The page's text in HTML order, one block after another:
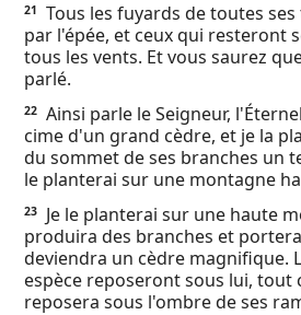
21
Tous les fuyards de toutes
par l'épée, et ceux qui resteront
tous les vents. Et vous saurez
parlé.
22 Ainsi parle le Seigneur,
cime d'un grand cèdre, et je la
du sommet de ses branches un
le planterai sur une montagne
23
Je le planterai sur une haute
produira des branches et
deviendra un cèdre magnifique.
espèce reposeront sous lui, tout
reposera sous l'ombre de ses